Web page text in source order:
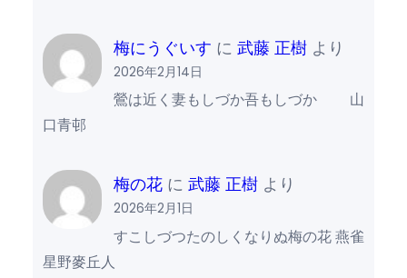
梅にうぐいす に武藤 正樹 より
2026年2月14日
鶯は近く妻もしづか吾もしづか 山
口青邨
梅の花 に武藤 正樹 より
2026年2月1日
すこしづつたのしくなりぬ梅の花 燕雀
星野麥丘人